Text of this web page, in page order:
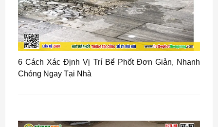
6 Cách Xác Định Vị Trí Bể Phốt Đơn Giản, Nhanh
Chóng Ngay Tại Nhà